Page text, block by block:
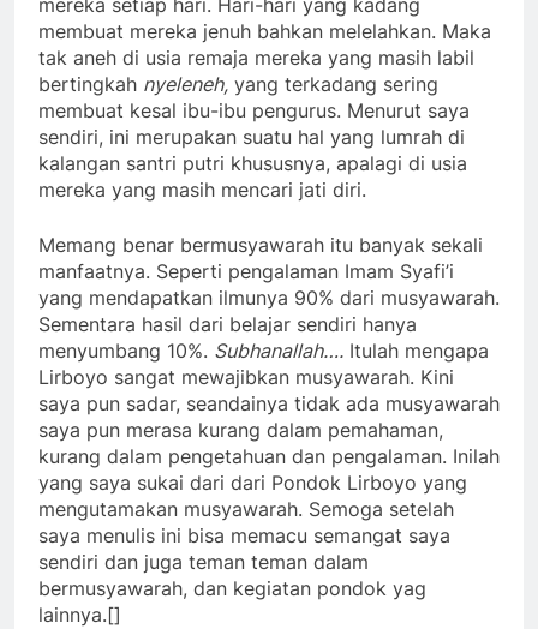
mereka setiap hari. Hari-hari yang kadang
membuat mereka jenuh bahkan melelahkan. Maka
tak aneh di usia remaja mereka yang masih labil
bertingkah nyeleneh, yang terkadang sering
membuat kesal ibu-ibu pengurus. Menurut saya
sendiri, ini merupakan suatu hal yang lumrah di
kalangan santri putri khususnya, apalagi di usia
mereka yang masih mencari jati diri.
Memang benar bermusyawarah itu banyak sekali
manfaatnya. Seperti pengalaman Imam Syafi’i
yang mendapatkan ilmunya 90% dari musyawarah.
Sementara hasil dari belajar sendiri hanya
menyumbang 10%. Subhanallah…. Itulah mengapa
Lirboyo sangat mewajibkan musyawarah. Kini
saya pun sadar, seandainya tidak ada musyawarah
saya pun merasa kurang dalam pemahaman,
kurang dalam pengetahuan dan pengalaman. Inilah
yang saya sukai dari dari Pondok Lirboyo yang
mengutamakan musyawarah. Semoga setelah
saya menulis ini bisa memacu semangat saya
sendiri dan juga teman teman dalam
bermusyawarah, dan kegiatan pondok yag
lainnya.[]